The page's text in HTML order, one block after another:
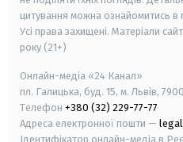
цитування можна ознайомитись в
Усі права захищені. Матеріали
року (21+)
Онлайн-медіа «24 Канал»
пл. Галицька, буд. 15, м. Львів,
Телефон +380 (32) 229-77-77
Адреса електронної пошти —
Ідентифікатор онлайн-медіа в